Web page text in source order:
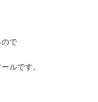
で
ルです。